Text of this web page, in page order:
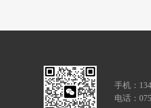
手机：
电话：